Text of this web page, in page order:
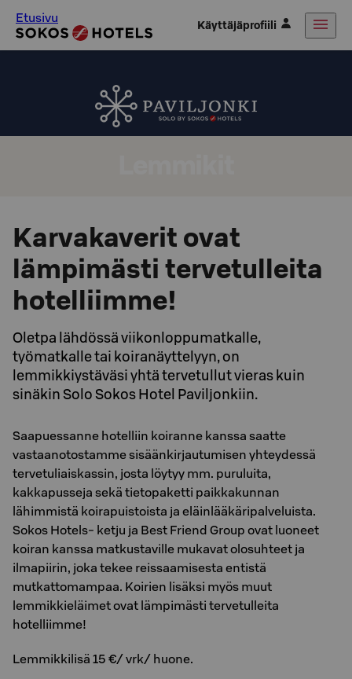
Etusivu Käyttäjäprofiili
Karvakaverit ovat
lämpimästi tervetulleita
hotelliimme!
Oletpa lähdössä viikonloppumatkalle,
työmatkalle tai koiranäyttelyyn, on
lemmikkiystäväsi yhtä tervetullut vieras kuin
sinäkin Solo Sokos Hotel Paviljonkiin.
Saapuessanne hotelliin koiranne kanssa saatte
vastaanotostamme sisäänkirjautumisen yhteydessä
tervetuliaiskassin, josta löytyy mm. puruluita,
kakkapusseja sekä tietopaketti paikkakunnan
lähimmistä koirapuistoista ja eläinlääkäripalveluista.
Sokos Hotels- ketju ja Best Friend Group ovat luoneet
koiran kanssa matkustaville mukavat olosuhteet ja
ilmapiirin, joka tekee reissaamisesta entistä
mutkattomampaa. Koirien lisäksi myös muut
lemmikkieläimet ovat lämpimästi tervetulleita
hotelliimme!
Lemmikkilisä 15 €/ vrk/ huone.